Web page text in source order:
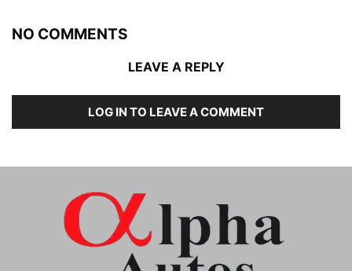
NO COMMENTS
LEAVE A REPLY
LOG IN TO LEAVE A COMMENT